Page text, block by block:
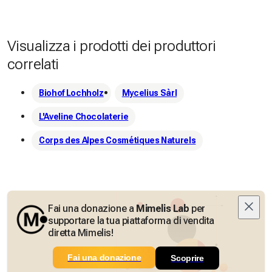
Visualizza i prodotti dei produttori
correlati
Biohof Lochholz Mycelius Sàrl
L'Aveline Chocolaterie
Corps des Alpes Cosmétiques Naturels
Fai una donazione a Mimelis Lab per
supportare la tua piattaforma di vendita
diretta Mimelis!
Fai una donazione Scoprire